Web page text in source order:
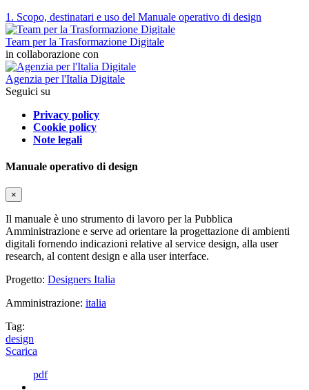
1. Scopo, destinatari e uso del Manuale operativo di design
Team per la Trasformazione Digitale
in collaborazione con
Agenzia per l'Italia Digitale
Seguici su
Privacy policy
Cookie policy
Note legali
Manuale operativo di design
×
Il manuale è uno strumento di lavoro per la Pubblica
Amministrazione e serve ad orientare la progettazione di ambienti
digitali fornendo indicazioni relative al service design, alla user
research, al content design e alla user interface.
Progetto: Designers Italia
Amministrazione: italia
Tag:
design
Scarica
pdf